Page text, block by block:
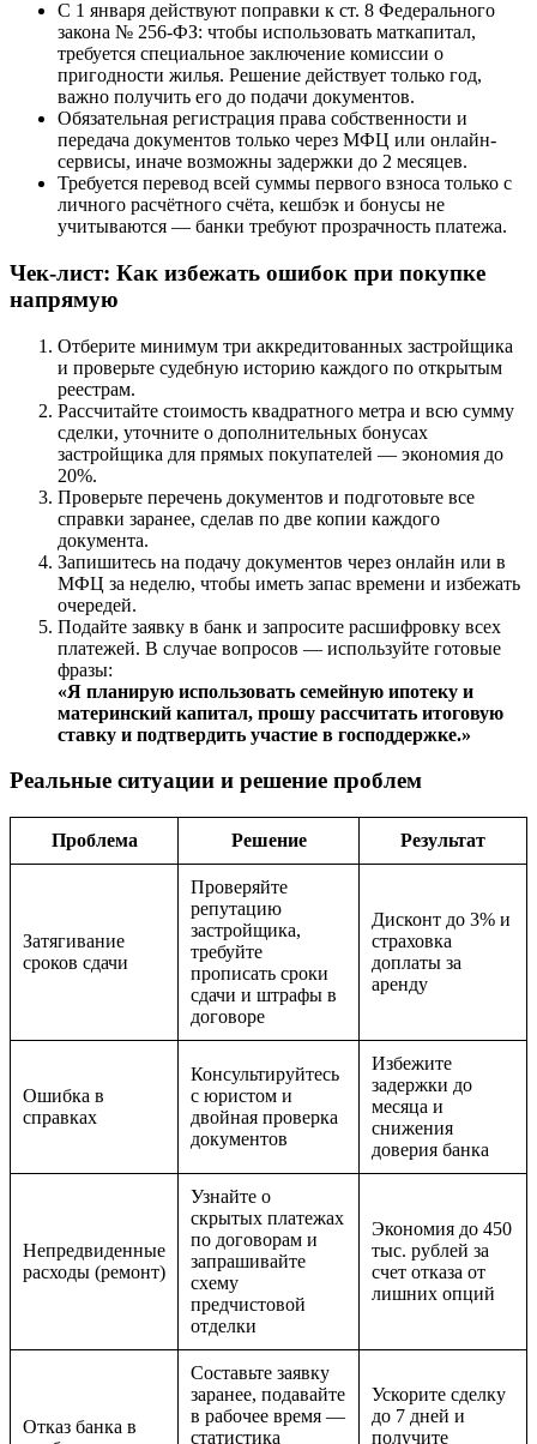
С 1 января действуют поправки к ст. 8 Федерального
закона № 256-ФЗ: чтобы использовать маткапитал,
требуется специальное заключение комиссии о
пригодности жилья. Решение действует только год,
важно получить его до подачи документов.
Обязательная регистрация права собственности и
передача документов только через МФЦ или онлайн-
сервисы, иначе возможны задержки до 2 месяцев.
Требуется перевод всей суммы первого взноса только с
личного расчётного счёта, кешбэк и бонусы не
учитываются — банки требуют прозрачность платежа.
Чек-лист: Как избежать ошибок при покупке
напрямую
Отберите минимум три аккредитованных застройщика
и проверьте судебную историю каждого по открытым
реестрам.
Рассчитайте стоимость квадратного метра и всю сумму
сделки, уточните о дополнительных бонусах
застройщика для прямых покупателей — экономия до
20%.
Проверьте перечень документов и подготовьте все
справки заранее, сделав по две копии каждого
документа.
Запишитесь на подачу документов через онлайн или в
МФЦ за неделю, чтобы иметь запас времени и избежать
очередей.
Подайте заявку в банк и запросите расшифровку всех
платежей. В случае вопросов — используйте готовые
фразы:
«Я планирую использовать семейную ипотеку и
материнский капитал, прошу рассчитать итоговую
ставку и подтвердить участие в господдержке.»
Реальные ситуации и решение проблем
Проблема Решение Результат
Затягивание
сроков сдачи
Проверяйте
репутацию
застройщика,
требуйте
прописать сроки
сдачи и штрафы в
договоре
Дисконт до 3% и
страховка
доплаты за
аренду
Ошибка в
справках
Консультируйтесь
с юристом и
двойная проверка
документов
Избежите
задержки до
месяца и
снижения
доверия банка
Непредвиденные
расходы (ремонт)
Узнайте о
скрытых платежах
по договорам и
запрашивайте
схему
предчистовой
отделки
Экономия до 450
тыс. рублей за
счет отказа от
лишних опций
Отказ банка в
Составьте заявку
заранее, подавайте
в рабочее время —
статистика
Ускорите сделку
до 7 дней и
получите